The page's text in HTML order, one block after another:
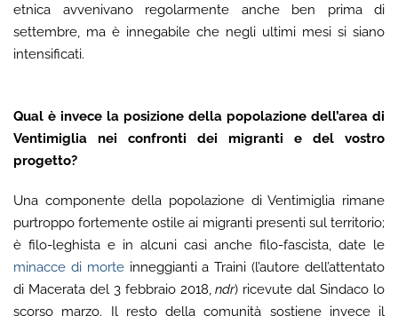
etnica avvenivano regolarmente anche ben prima di
settembre, ma è innegabile che negli ultimi mesi si siano
intensificati.
Qual è invece la posizione della popolazione dell’area di
Ventimiglia nei confronti dei migranti e del vostro
progetto?
Una componente della popolazione di Ventimiglia rimane
purtroppo fortemente ostile ai migranti presenti sul territorio;
è filo-leghista e in alcuni casi anche filo-fascista, date le
minacce di morteinneggianti a Traini (l’autore dell’attentato
di Macerata del 3 febbraio 2018,ndr) ricevute dal Sindaco lo
scorso marzo. Il resto della comunità sostiene invece il